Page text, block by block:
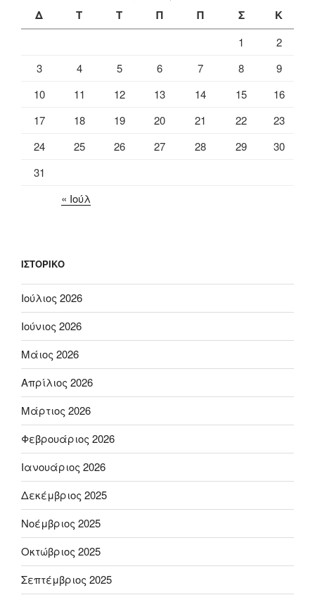
Δ Τ Τ Π Π Σ Κ
1
2
3
4 5 6 7 8
9
10
11 12 13 14 15
16
17
18 19 20 21 22
23
24
25 26 27 28 29
30
31
« Ιούλ
ΙΣΤΟΡΙΚΌ
Ιούλιος 2026
Ιούνιος 2026
Μάιος 2026
Απρίλιος 2026
Μάρτιος 2026
Φεβρουάριος 2026
Ιανουάριος 2026
Δεκέμβριος 2025
Νοέμβριος 2025
Οκτώβριος 2025
Σεπτέμβριος 2025